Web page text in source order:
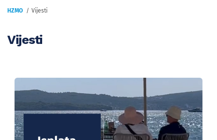
HZMO Vijesti
Vijesti